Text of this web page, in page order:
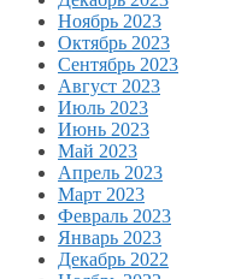
Ноябрь 2023
Октябрь 2023
Сентябрь 2023
Август 2023
Июль 2023
Июнь 2023
Май 2023
Апрель 2023
Март 2023
Февраль 2023
Январь 2023
Декабрь 2022